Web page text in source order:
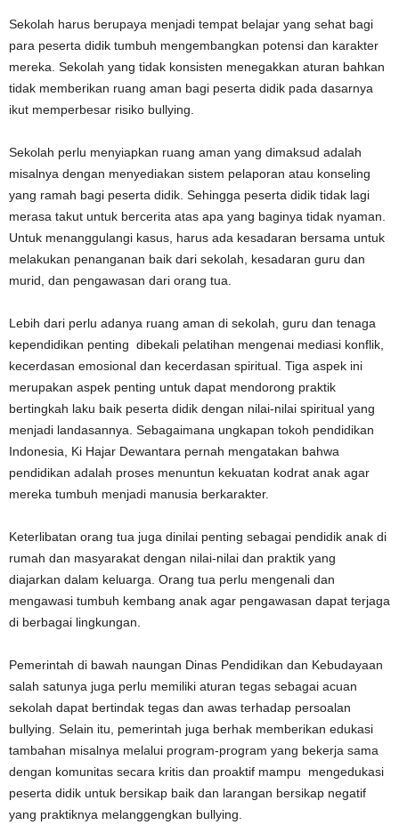
Sekolah harus berupaya menjadi tempat belajar yang sehat bagi
para peserta didik tumbuh mengembangkan potensi dan karakter
mereka. Sekolah yang tidak konsisten menegakkan aturan bahkan
tidak memberikan ruang aman bagi peserta didik pada dasarnya
ikut memperbesar risiko bullying.
Sekolah perlu menyiapkan ruang aman yang dimaksud adalah
misalnya dengan menyediakan sistem pelaporan atau konseling
yang ramah bagi peserta didik. Sehingga peserta didik tidak lagi
merasa takut untuk bercerita atas apa yang baginya tidak nyaman.
Untuk menanggulangi kasus, harus ada kesadaran bersama untuk
melakukan penanganan baik dari sekolah, kesadaran guru dan
murid, dan pengawasan dari orang tua.
Lebih dari perlu adanya ruang aman di sekolah, guru dan tenaga
kependidikan penting dibekali pelatihan mengenai mediasi konflik,
kecerdasan emosional dan kecerdasan spiritual. Tiga aspek ini
merupakan aspek penting untuk dapat mendorong praktik
bertingkah laku baik peserta didik dengan nilai-nilai spiritual yang
menjadi landasannya. Sebagaimana ungkapan tokoh pendidikan
Indonesia, Ki Hajar Dewantara pernah mengatakan bahwa
pendidikan adalah proses menuntun kekuatan kodrat anak agar
mereka tumbuh menjadi manusia berkarakter.
Keterlibatan orang tua juga dinilai penting sebagai pendidik anak di
rumah dan masyarakat dengan nilai-nilai dan praktik yang
diajarkan dalam keluarga. Orang tua perlu mengenali dan
mengawasi tumbuh kembang anak agar pengawasan dapat terjaga
di berbagai lingkungan.
Pemerintah di bawah naungan Dinas Pendidikan dan Kebudayaan
salah satunya juga perlu memiliki aturan tegas sebagai acuan
sekolah dapat bertindak tegas dan awas terhadap persoalan
bullying. Selain itu, pemerintah juga berhak memberikan edukasi
tambahan misalnya melalui program-program yang bekerja sama
dengan komunitas secara kritis dan proaktif mampu mengedukasi
peserta didik untuk bersikap baik dan larangan bersikap negatif
yang praktiknya melanggengkan bullying.